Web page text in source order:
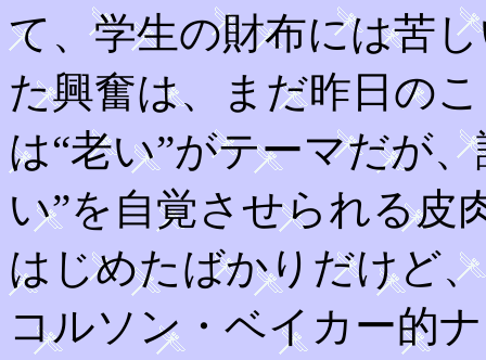
て、学生の財布には苦
た興奮は、まだ昨日の
は“老い”がテーマだが
い”を自覚させられる皮
はじめたばかりだけど
コルソン・ベイカー的